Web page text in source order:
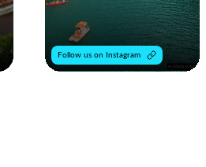
Follow us on Instagram